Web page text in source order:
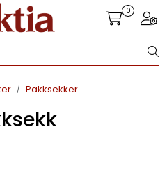
0
Pakksekker